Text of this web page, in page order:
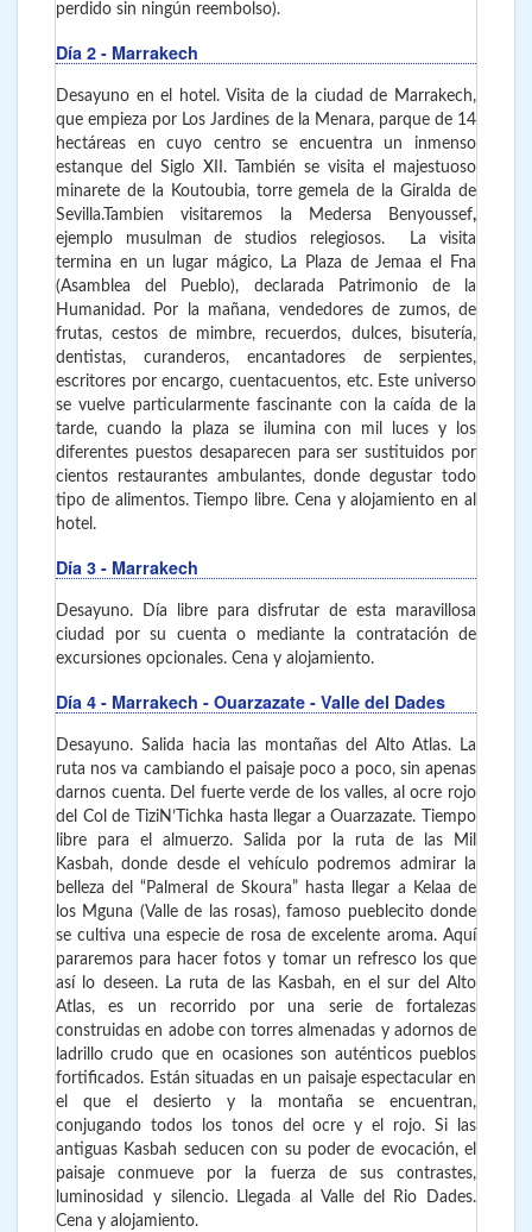
perdido sin ningún reembolso).
Día 2 - Marrakech
Desayuno en el hotel. Visita de la ciudad de Marrakech,
que empieza por Los Jardines de la Menara, parque de 14
hectáreas en cuyo centro se encuentra un inmenso
estanque del Siglo XII. También se visita el majestuoso
minarete de la Koutoubia, torre gemela de la Giralda de
Sevilla.Tambien visitaremos la Medersa Benyoussef,
ejemplo musulman de studios relegiosos.
La visita
termina en un lugar mágico, La Plaza de Jemaa el Fna
(Asamblea del Pueblo), declarada Patrimonio de la
Humanidad. Por la mañana, vendedores de zumos, de
frutas, cestos de mimbre, recuerdos, dulces, bisutería,
dentistas, curanderos, encantadores de serpientes,
escritores por encargo, cuentacuentos, etc. Este universo
se vuelve particularmente fascinante con la caída de la
tarde, cuando la plaza se ilumina con mil luces y los
diferentes puestos desaparecen para ser sustituidos por
cientos restaurantes ambulantes, donde degustar todo
tipo de alimentos. Tiempo libre. Cena y alojamiento en al
hotel.
Día 3 - Marrakech
Desayuno. Día libre para disfrutar de esta maravillosa
ciudad por su cuenta o mediante la contratación de
excursiones opcionales. Cena y alojamiento.
Día 4 - Marrakech - Ouarzazate - Valle del Dades
Desayuno. Salida hacia las montañas del Alto Atlas. La
ruta nos va cambiando el paisaje poco a poco, sin apenas
darnos cuenta. Del fuerte verde de los valles, al ocre rojo
del Col de TiziN’Tichka hasta llegar a Ouarzazate. Tiempo
libre para el almuerzo. Salida por la ruta de las Mil
Kasbah, donde desde el vehículo podremos admirar la
belleza del “Palmeral de Skoura” hasta llegar a Kelaa de
los Mguna (Valle de las rosas), famoso pueblecito donde
se cultiva una especie de rosa de excelente aroma. Aquí
pararemos para hacer fotos y tomar un refresco los que
así lo deseen. La ruta de las Kasbah, en el sur del Alto
Atlas, es un recorrido por una serie de fortalezas
construidas en adobe con torres almenadas y adornos de
ladrillo crudo que en ocasiones son auténticos pueblos
fortificados. Están situadas en un paisaje espectacular en
el que el desierto y la montaña se encuentran,
conjugando todos los tonos del ocre y el rojo. Si las
antiguas Kasbah seducen con su poder de evocación, el
paisaje conmueve por la fuerza de sus contrastes,
luminosidad y silencio. Llegada al Valle del Rio Dades.
Cena y alojamiento.